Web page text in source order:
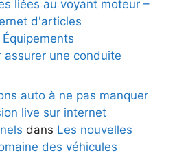
liées au voyant moteur –
d'articles
Équipements
une conduite
auto à ne pas manquer
live sur internet
dans Les nouvelles
des véhicules